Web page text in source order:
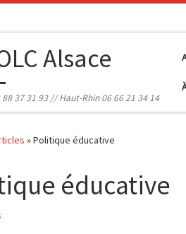
Alsace
88 37 31 93 // Haut-Rhin 06 66 21 34 14
»Politique éducative
éducative